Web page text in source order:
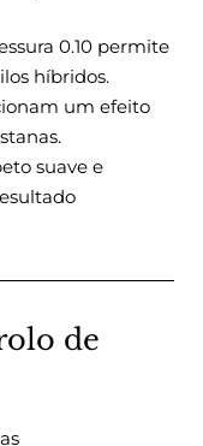
0.10 permite
híbridos.
um efeito
suave e
de